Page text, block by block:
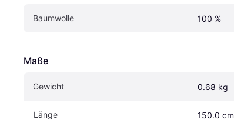
Baumwolle 100 %
Maße
Gewicht 0.68 kg
Länge 150.0 cm